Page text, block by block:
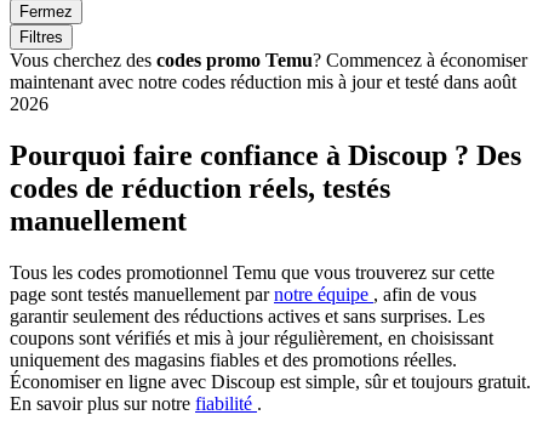
Fermez
Filtres
Vous cherchez des codes promo Temu? Commencez à économiser
maintenant avec notre codes réduction mis à jour et testé dans août
2026
Pourquoi faire confiance à Discoup ? Des
codes de réduction réels, testés
manuellement
Tous les codes promotionnel Temu que vous trouverez sur cette
page sont testés manuellement parnotre équipe , afin de vous
garantir seulement des réductions actives et sans surprises. Les
coupons sont vérifiés et mis à jour régulièrement, en choisissant
uniquement des magasins fiables et des promotions réelles.
Économiser en ligne avec Discoup est simple, sûr et toujours gratuit.
En savoir plus sur notre fiabilité .